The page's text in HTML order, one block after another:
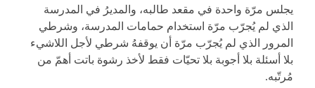
يجلس مرّة واحدة في مقعد طالبه، والمديرُ في المدرسة
الذي لم يُجرّب مرّة استخدام حمامات المدرسة، وشرطي
المرور الذي لم يُجرّب مرّة أن يوقفهُ شرطي لأجل اللاشيء
بلا أسئلة بلا أجوبة بلا تحيّات فقط لأخذ رشوة باتت أهمّ من
مُرتّبه.